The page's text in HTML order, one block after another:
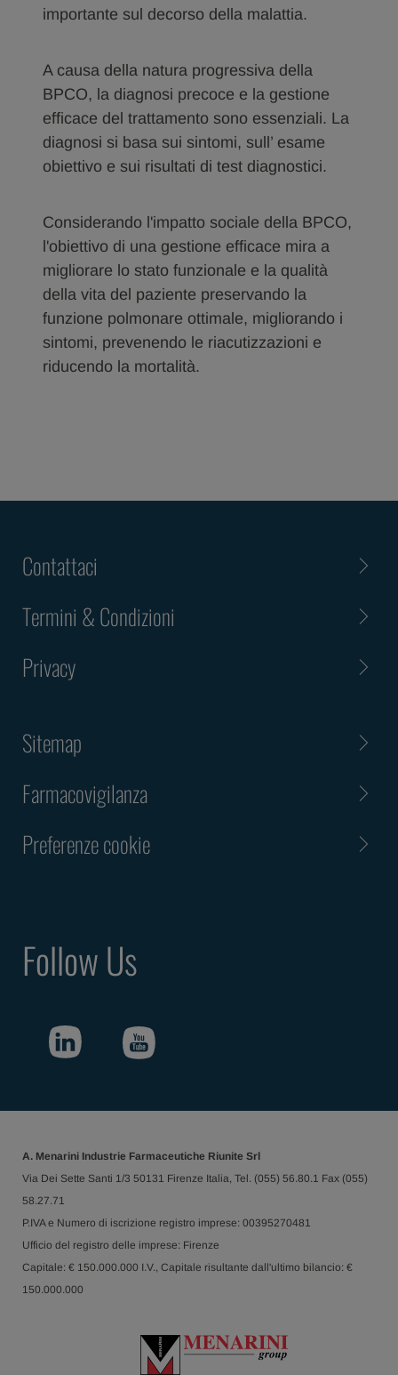
importante sul decorso della malattia.
A causa della natura progressiva della
BPCO, la diagnosi precoce e la gestione
efficace del trattamento sono essenziali. La
diagnosi si basa sui sintomi, sull’ esame
obiettivo e sui risultati di test diagnostici.
Considerando l'impatto sociale della BPCO,
l'obiettivo di una gestione efficace mira a
migliorare lo stato funzionale e la qualità
della vita del paziente preservando la
funzione polmonare ottimale, migliorando i
sintomi, prevenendo le riacutizzazioni e
riducendo la mortalità.
Contattaci
Termini & Condizioni
Privacy
Sitemap
Farmacovigilanza
Preferenze cookie
Follow Us
A. Menarini Industrie Farmaceutiche Riunite Srl
Via Dei Sette Santi 1/3 50131 Firenze Italia, Tel. (055) 56.80.1 Fax (055)
58.27.71
P.IVA e Numero di iscrizione registro imprese: 00395270481
Ufficio del registro delle imprese: Firenze
Capitale: € 150.000.000 I.V., Capitale risultante dall'ultimo bilancio: €
150.000.000